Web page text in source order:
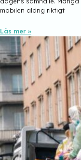
mobilen aldrig riktigt
Läs mer »